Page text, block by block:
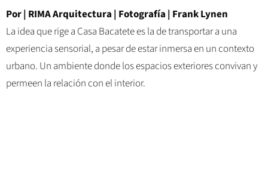
Por | RIMA Arquitectura | Fotografía | Frank Lynen
La idea que rige a Casa Bacatete es la de transportar a una
experiencia sensorial, a pesar de estar inmersa en un contexto
urbano. Un ambiente donde los espacios exteriores convivan y
permeen la relación con el interior.